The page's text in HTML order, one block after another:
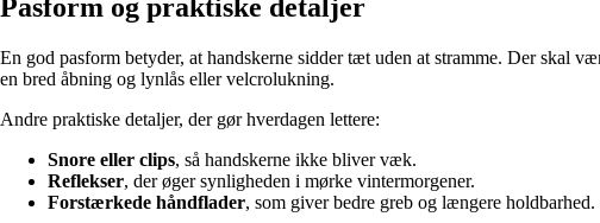
Pasform og praktiske detaljer
En god pasform betyder, at handskerne sidder tæt uden at stramme. Der skal
en bred åbning og lynlås eller velcrolukning.
Andre praktiske detaljer, der gør hverdagen lettere:
Snore eller clips, så handskerne ikke bliver væk.
Reflekser, der øger synligheden i mørke vintermorgener.
Forstærkede håndflader, som giver bedre greb og længere holdbarhed.